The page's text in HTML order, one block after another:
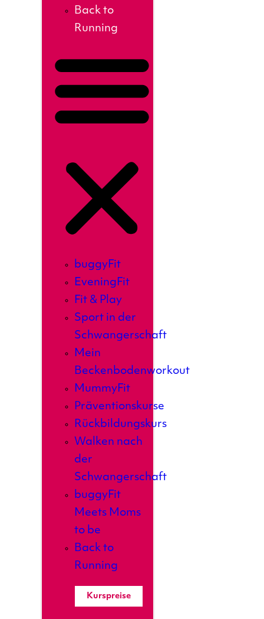
Back to
Running
buggyFit
EveningFit
Fit & Play
Sport in der
Schwangerschaft
Mein
Beckenbodenworkout
MummyFit
Präventionskurse
Rückbildungskurs
Walken nach
der
Schwangerschaft
buggyFit
Meets Moms
to be
Back to
Running
Kurspreise